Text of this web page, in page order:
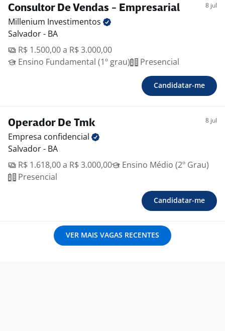
Consultor De Vendas - Empresarial 8 jul
Millenium Investimentos
Salvador - BA
R$ 1.500,00 a R$ 3.000,00
Ensino Fundamental (1º grau)
Presencial
Candidatar-me
Operador De Tmk 8 jul
Empresa confidencial
Salvador - BA
R$ 1.618,00 a R$ 3.000,00
Ensino Médio (2º Grau)
Presencial
Candidatar-me
VER MAIS VAGAS RECENTES